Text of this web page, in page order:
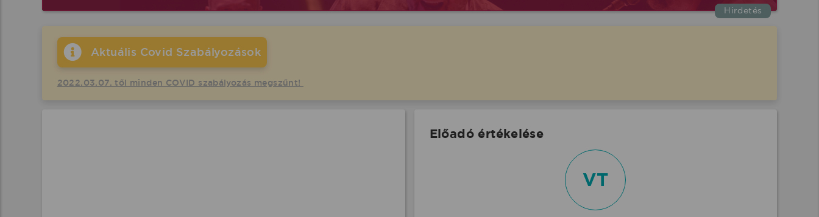
Hirdetés
Aktuális Covid Szabályozások
2022.03.07. től minden COVID szabályozás megszűnt!
Előadó értékelése
VT